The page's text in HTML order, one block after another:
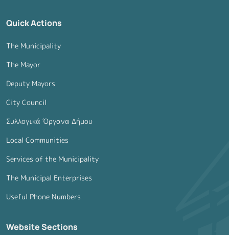
Quick Actions
The Municipality
The Mayor
Deputy Mayors
City Council
Συλλογικά Όργανα Δήμου
Local Communities
Services of the Municipality
The Municipal Enterprises
Useful Phone Numbers
Website Sections